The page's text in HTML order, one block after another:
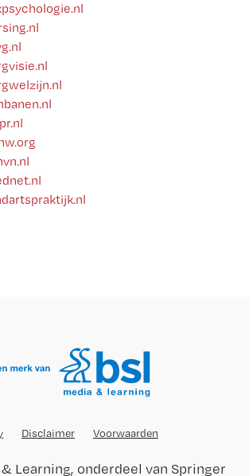
Disclaimer Voorwaarden
Learning, onderdeel van Springer